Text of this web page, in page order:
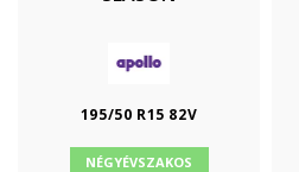
195/50 R15 82V
NÉGYÉVSZAKOS